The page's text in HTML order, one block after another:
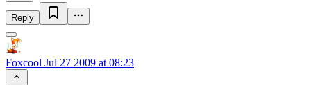
Reply
Foxcool Jul 27 2009 at 08:23